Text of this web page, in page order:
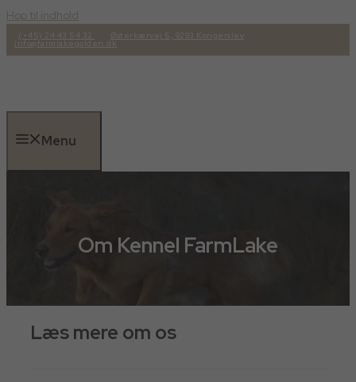
Hop til indhold
(+45) 24 43 54 32
Østerkærvej 5, 9293 Kongerslev
info@farmlakegolden.dk
Menu
Om Kennel FarmLake
Læs mere om os